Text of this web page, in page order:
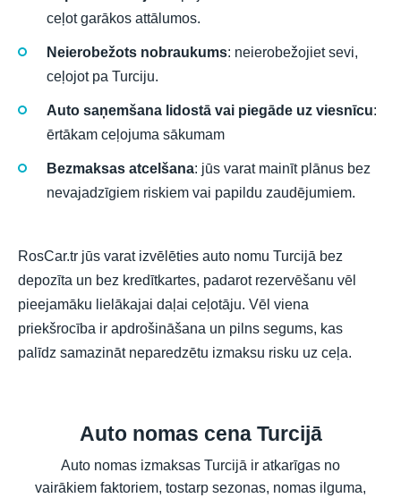
ceļot garākos attālumos.
Neierobežots nobraukums: neierobežojiet sevi,
ceļojot pa Turciju.
Auto saņemšana lidostā vai piegāde uz viesnīcu:
ērtākam ceļojuma sākumam
Bezmaksas atcelšana: jūs varat mainīt plānus bez
nevajadzīgiem riskiem vai papildu zaudējumiem.
RosCar.tr jūs varat izvēlēties auto nomu Turcijā bez
depozīta un bez kredītkartes, padarot rezervēšanu vēl
pieejamāku lielākajai daļai ceļotāju. Vēl viena
priekšrocība ir apdrošināšana un pilns segums, kas
palīdz samazināt neparedzētu izmaksu risku uz ceļa.
Auto nomas cena Turcijā
Auto nomas izmaksas Turcijā ir atkarīgas no
vairākiem faktoriem, tostarp sezonas, nomas ilguma,